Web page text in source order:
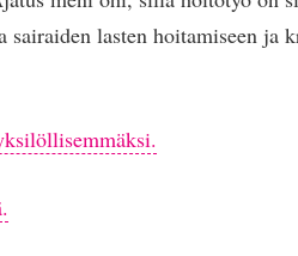
lasten hoitamiseen ja